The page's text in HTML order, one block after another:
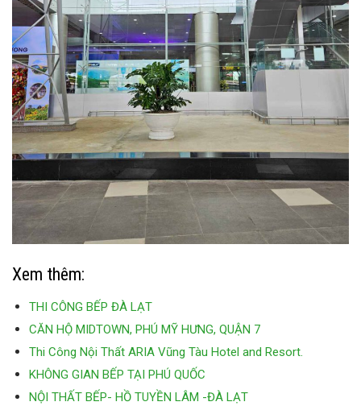
Xem thêm:
THI CÔNG BẾP ĐÀ LẠT
CĂN HỘ MIDTOWN, PHÚ MỸ HƯNG, QUẬN 7
Thi Công Nội Thất ARIA Vũng Tàu Hotel and Resort.
KHÔNG GIAN BẾP TẠI PHÚ QUỐC
NỘI THẤT BẾP- HỒ TUYỀN LÂM -ĐÀ LẠT